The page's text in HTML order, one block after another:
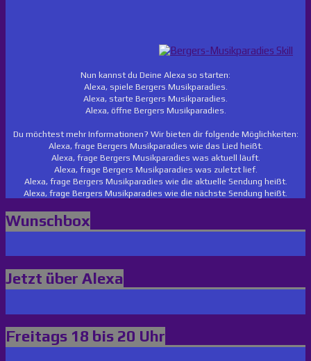
Nun kannst du Deine Alexa so starten:
Alexa, spiele Bergers Musikparadies.
Alexa, starte Bergers Musikparadies.
Alexa, öffne Bergers Musikparadies.
Du möchtest mehr Informationen? Wir bieten dir folgende Möglichkeiten:
Alexa, frage Bergers Musikparadies wie das Lied heißt.
Alexa, frage Bergers Musikparadies was aktuell läuft.
Alexa, frage Bergers Musikparadies was zuletzt lief.
Alexa, frage Bergers Musikparadies wie die aktuelle Sendung heißt.
Alexa, frage Bergers Musikparadies wie die nächste Sendung heißt.
Wunschbox
Jetzt über Alexa
Freitags 18 bis 20 Uhr